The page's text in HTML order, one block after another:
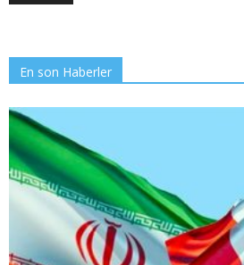
En son Haberler